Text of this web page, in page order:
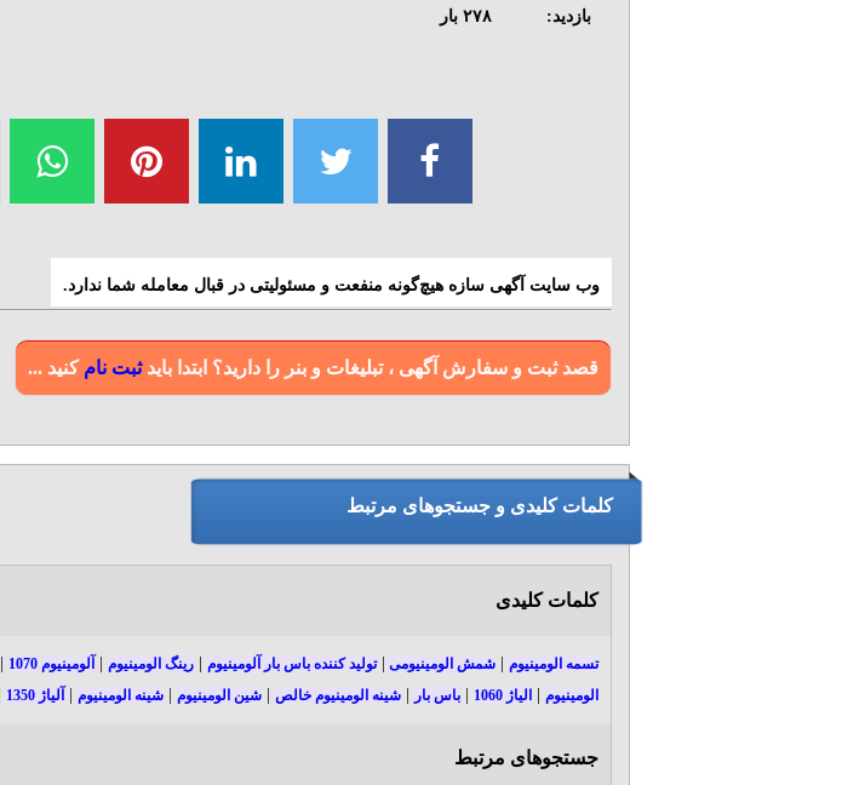
بازدید: ۲۷۸ بار
وب سایت آگهی سازه هیچ‌گونه منفعت و مسئولیتی در قبال معامله شما ندارد.
قصد ثبت و سفارش آگهی ، تبلیغات و بنر را دارید؟ ابتدا بایدثبت نام کنید ...
کلمات کلیدی و جستجوهای مرتبط
کلمات کلیدی
تسمه الومینیوم |شمش الومینیومی |تولید کننده باس بار آلومینیوم |رینگ الومینیوم |آلومینیوم 1070
الومینیوم |الیاژ 1060 |باس بار |شینه الومینیوم خالص |شین الومینیوم |شینه الومینیوم |آلیاژ 1350
جستجوهای مرتبط